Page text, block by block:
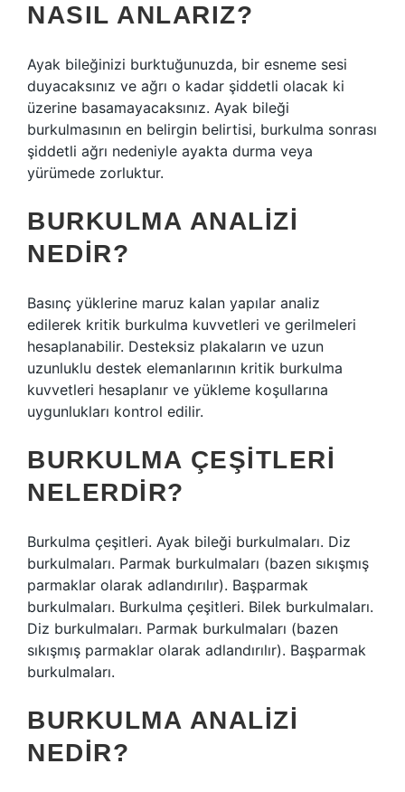
NASIL ANLARIZ?
Ayak bileğinizi burktuğunuzda, bir esneme sesi
duyacaksınız ve ağrı o kadar şiddetli olacak ki
üzerine basamayacaksınız. Ayak bileği
burkulmasının en belirgin belirtisi, burkulma sonrası
şiddetli ağrı nedeniyle ayakta durma veya
yürümede zorluktur.
BURKULMA ANALIZI
NEDIR?
Basınç yüklerine maruz kalan yapılar analiz
edilerek kritik burkulma kuvvetleri ve gerilmeleri
hesaplanabilir. Desteksiz plakaların ve uzun
uzunluklu destek elemanlarının kritik burkulma
kuvvetleri hesaplanır ve yükleme koşullarına
uygunlukları kontrol edilir.
BURKULMA ÇEŞITLERI
NELERDIR?
Burkulma çeşitleri. Ayak bileği burkulmaları. Diz
burkulmaları. Parmak burkulmaları (bazen sıkışmış
parmaklar olarak adlandırılır). Başparmak
burkulmaları. Burkulma çeşitleri. Bilek burkulmaları.
Diz burkulmaları. Parmak burkulmaları (bazen
sıkışmış parmaklar olarak adlandırılır). Başparmak
burkulmaları.
BURKULMA ANALIZI
NEDIR?